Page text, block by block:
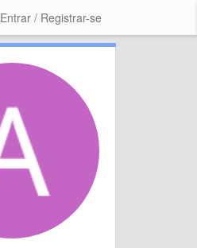
Entrar / Registrar-se